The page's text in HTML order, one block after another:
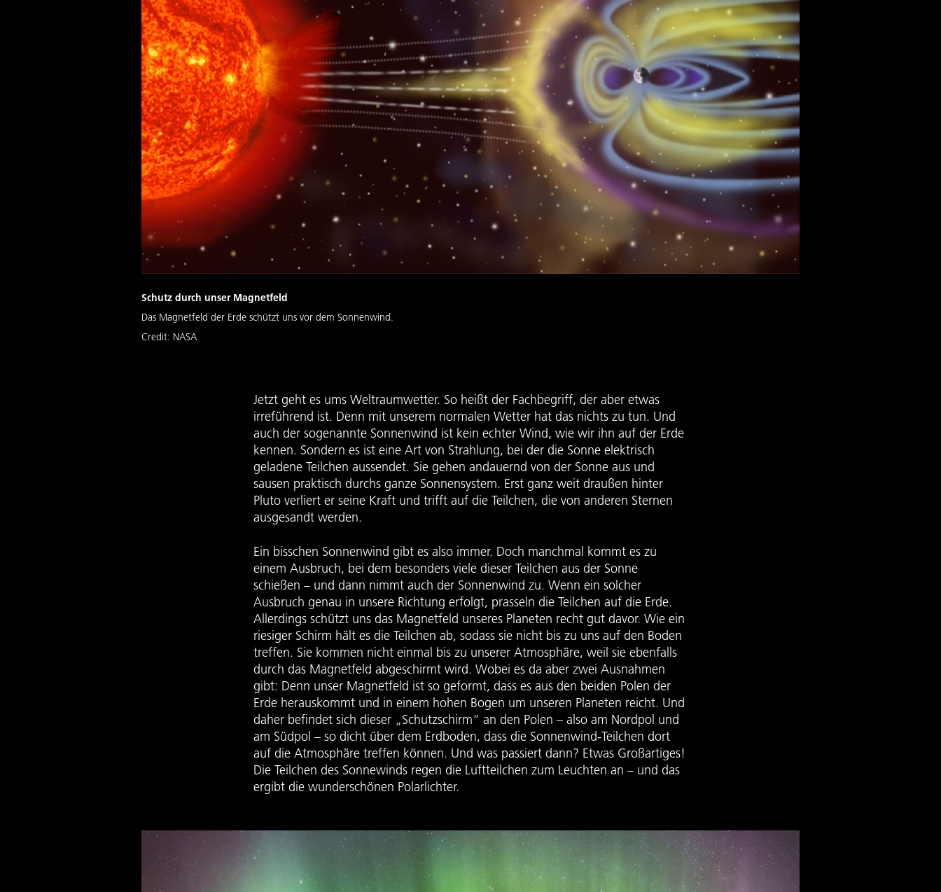
Schutz durch unser Magnetfeld
Das Magnetfeld der Erde schützt uns vor dem Sonnenwind.
Credit: NASA
Jetzt geht es ums Weltraumwetter. So heißt der Fachbegriff, der aber etwas
irreführend ist. Denn mit unserem normalen Wetter hat das nichts zu tun. Und
auch der sogenannte Sonnenwind ist kein echter Wind, wie wir ihn auf der Erde
kennen. Sondern es ist eine Art von Strahlung, bei der die Sonne elektrisch
geladene Teilchen aussendet. Sie gehen andauernd von der Sonne aus und
sausen praktisch durchs ganze Sonnensystem. Erst ganz weit draußen hinter
Pluto verliert er seine Kraft und trifft auf die Teilchen, die von anderen Sternen
ausgesandt werden.
Ein bisschen Sonnenwind gibt es also immer. Doch manchmal kommt es zu
einem Ausbruch, bei dem besonders viele dieser Teilchen aus der Sonne
schießen – und dann nimmt auch der Sonnenwind zu. Wenn ein solcher
Ausbruch genau in unsere Richtung erfolgt, prasseln die Teilchen auf die Erde.
Allerdings schützt uns das Magnetfeld unseres Planeten recht gut davor. Wie ein
riesiger Schirm hält es die Teilchen ab, sodass sie nicht bis zu uns auf den Boden
treffen. Sie kommen nicht einmal bis zu unserer Atmosphäre, weil sie ebenfalls
durch das Magnetfeld abgeschirmt wird. Wobei es da aber zwei Ausnahmen
gibt: Denn unser Magnetfeld ist so geformt, dass es aus den beiden Polen der
Erde herauskommt und in einem hohen Bogen um unseren Planeten reicht. Und
daher befindet sich dieser „Schutzschirm“ an den Polen – also am Nordpol und
am Südpol – so dicht über dem Erdboden, dass die Sonnenwind-Teilchen dort
auf die Atmosphäre treffen können. Und was passiert dann? Etwas Großartiges!
Die Teilchen des Sonnewinds regen die Luftteilchen zum Leuchten an – und das
ergibt die wunderschönen Polarlichter.